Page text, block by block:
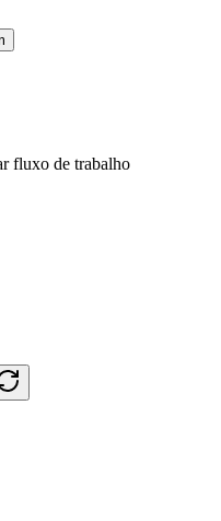
fluxo de trabalho